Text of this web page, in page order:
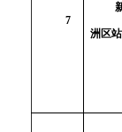
7
洲区站